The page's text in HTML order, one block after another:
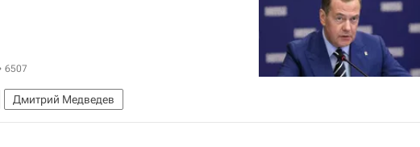
6507
Дмитрий Медведев